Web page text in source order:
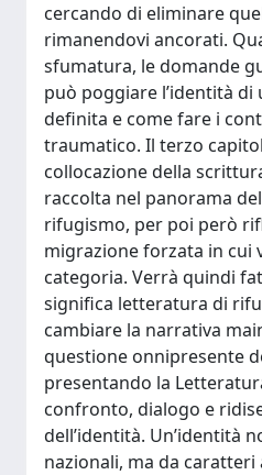
cercando di eliminare
rimanendovi ancorati.
sfumatura, le domande
può poggiare l’identità di
definita e come fare i
traumatico. Il terzo
collocazione della
raccolta nel panorama
rifugismo, per poi però
migrazione forzata in cui
categoria. Verrà quindi
significa letteratura di
cambiare la narrativa
questione onnipresente
presentando la
confronto, dialogo e
dell’identità. Un’identità
nazionali, ma da